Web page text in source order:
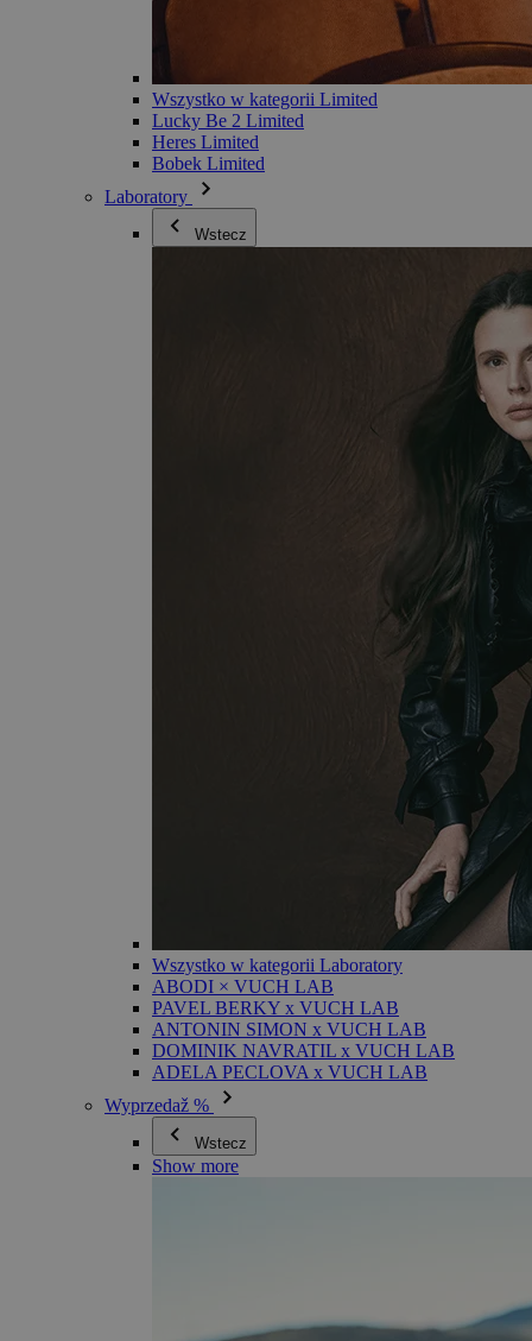
Wszystko w kategorii Limited
Lucky Be 2 Limited
Heres Limited
Bobek Limited
Laboratory
Wstecz
Wszystko w kategorii Laboratory
ABODI × VUCH LAB
PAVEL BERKY x VUCH LAB
ANTONIN SIMON x VUCH LAB
DOMINIK NAVRATIL x VUCH LAB
ADELA PECLOVA x VUCH LAB
Wyprzedaž %
Wstecz
Show more